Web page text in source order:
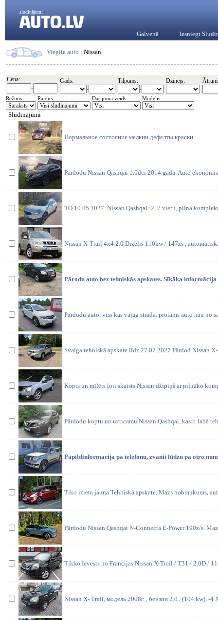
sludinājumi
Galvenā Iesniegt
Vieglie auto : Nissan
Cena:
-
Gads:
-
Tilpums:
-
Dzinējs:
Režīms: Rajons: Darījuma veids: Modelis:
Sludinājumi
Нормальное состояние мелкии дефелты краски
Pārdodu Nissan Qashqai 1.6dci 2014.gada. Auto
TO 10.05.2027. Nissan Qashqai+2, 7 vietu, pilna
Nissan X-Trail 4x4 2.0 Dīzelis 110kw / 147zs ,
Pārodu auto bez tehniskās apskates. Sīkāka
Pardodu auto. viss kas vajag strada. protams auto nau no
Svaiga tehniskā apskate līdz 27.07.2027 Pārdod Nissan
Kopts un mīlēts ļoti skaists Nissan džipiņš ar pilnāko
Pārdodu koptu un uzticamu Nissan Qashqai, kas ir labā
Papildinformacija pa telefonu, zvanit lūdzu pa otro
Tiko izieta jauna Tehniskā apskate. Mazs nobraukums,
Pārdodu Nissan Qashqai N-Connecta E-Power 190z/s.
Tikko Ievests no Francijas Nissan X-Trail / T31 / 2.0D /
Nissan X- Trail, модель 2008г. , бензин 2.0 , (104 kw). -4